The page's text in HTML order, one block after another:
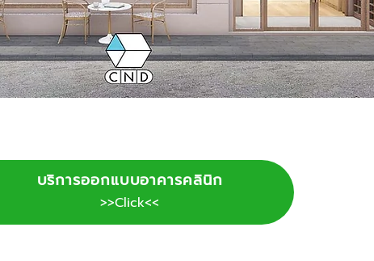
บริการออกแบบอาคารคลินิก
>>Click<<